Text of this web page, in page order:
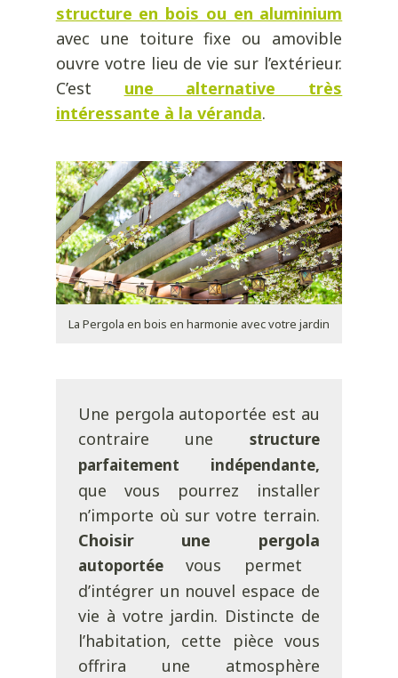
structure en bois ou en aluminium
avec une toiture fixe ou amovible
ouvre votre lieu de vie sur l’extérieur.
C’est une alternative très
intéressante à la véranda.
La Pergola en bois en harmonie avec votre jardin
Une pergola autoportée est au
contraire unestructure
parfaitement indépendante,
que vous pourrez installer
n’importe où sur votre terrain.
Choisir une pergola
autoportéevous permet
d’intégrer un nouvel espace de
vie à votre jardin. Distincte de
l’habitation, cette pièce vous
offrira une atmosphère